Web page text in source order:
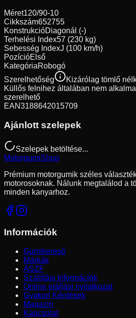
Méret120/90-10
Cikkszám652755
KonstrukcióDiagonál (-)
Terhelési Index57 (230 kg)
Sebesség IndexJ (100 km/h)
PozícióElső
KategóriaRobogó
Szerelhetőség
Kizárólag tömlő
Küllős felnihez általában nem
szerelhető
EAN3188642015709
Ajánlott szelepek
Szelepek betöltése...
MotorgumiShop
Prémium motorgumik széles
motorosoknak. Nálunk megtalálod a
minden kanyarhoz.
Információk
Gumikereső
Márkák
ÁSZF
Szállítási Információk
Online elállási nyilatkozat
Gyakori Kérdések
Magazin
Kapcsolat